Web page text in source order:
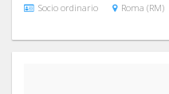
Socio ordinario Roma (RM)